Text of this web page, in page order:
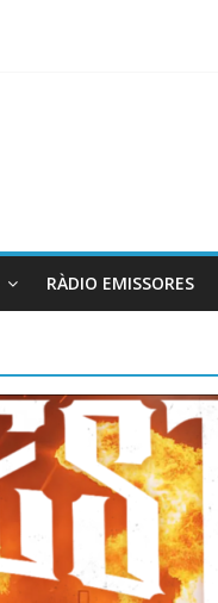
RÀDIO EMISSORES